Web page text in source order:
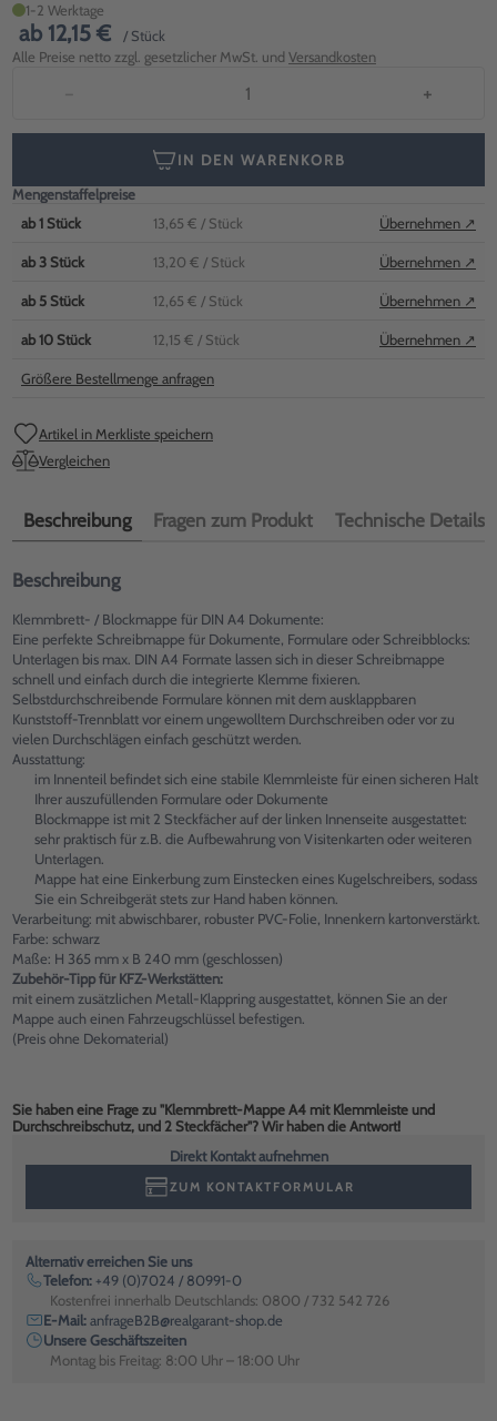
1-2 Werktage
ab 12,15 €
/ Stück
Alle Preise netto zzgl. gesetzlicher MwSt. und Versandkosten
− +
IN DEN WARENKORB
Mengenstaffelpreise
ab1 Stück 13,65 € / Stück Übernehmen ↗
ab3 Stück 13,20 € / Stück Übernehmen ↗
ab 5 Stück 12,65 € / Stück Übernehmen ↗
ab10 Stück 12,15 € / Stück Übernehmen ↗
Größere Bestellmenge anfragen
Artikel in Merkliste speichern
Vergleichen
Beschreibung Fragen zum Produkt Technische Details
Beschreibung
Klemmbrett- / Blockmappe für DIN A4 Dokumente:
Eine perfekte Schreibmappe für Dokumente, Formulare oder Schreibblocks:
Unterlagen bis max. DIN A4 Formate lassen sich in dieser Schreibmappe
schnell und einfach durch die integrierte Klemme fixieren.
Selbstdurchschreibende Formulare können mit dem ausklappbaren
Kunststoff-Trennblatt vor einem ungewolltem Durchschreiben oder vor zu
vielen Durchschlägen einfach geschützt werden.
Ausstattung:
im Innenteil befindet sich eine stabile Klemmleiste für einen sicheren Halt
Ihrer auszufüllenden Formulare oder Dokumente
Blockmappe ist mit 2 Steckfächer auf der linken Innenseite ausgestattet:
sehr praktisch für z.B. die Aufbewahrung von Visitenkarten oder weiteren
Unterlagen.
Mappe hat eine Einkerbung zum Einstecken eines Kugelschreibers, sodass
Sie ein Schreibgerät stets zur Hand haben können.
Verarbeitung: mit abwischbarer, robuster PVC-Folie, Innenkern kartonverstärkt.
Farbe: schwarz
Maße: H 365 mm x B 240 mm (geschlossen)
Zubehör-Tipp für KFZ-Werkstätten:
mit einem zusätzlichen Metall-Klappring ausgestattet, können Sie an der
Mappe auch einen Fahrzeugschlüssel befestigen.
(Preis ohne Dekomaterial)
Sie haben eine Frage zu "Klemmbrett-Mappe A4 mit Klemmleiste und
Durchschreibschutz, und 2 Steckfächer"? Wir haben die Antwort!
Direkt Kontakt aufnehmen
ZUM KONTAKTFORMULAR
Alternativ erreichen Sie uns
Telefon: +49 (0)7024 / 80991-0
Kostenfrei innerhalb Deutschlands: 0800 / 732 542 726
E-Mail:anfrageB2B@realgarant-shop.de
Unsere Geschäftszeiten
Montag bis Freitag: 8:00 Uhr – 18:00 Uhr